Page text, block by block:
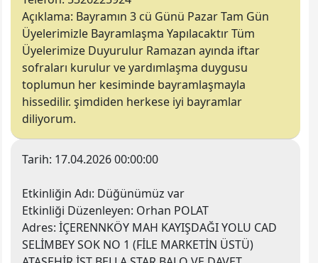
Açıklama: Bayramın 3 cü Günü Pazar Tam Gün
Üyelerimizle Bayramlaşma Yapılacaktır Tüm
Üyelerimize Duyurulur Ramazan ayında iftar
sofraları kurulur ve yardımlaşma duygusu
toplumun her kesiminde bayramlaşmayla
hissedilir. şimdiden herkese iyi bayramlar
diliyorum.
Tarih: 17.04.2026 00:00:00
Etkinliğin Adı: Düğünümüz var
Etkinliği Düzenleyen: Orhan POLAT
Adres: İÇERENNKÖY MAH KAYIŞDAĞI YOLU CAD
SELİMBEY SOK NO 1 (FİLE MARKETİN ÜSTÜ)